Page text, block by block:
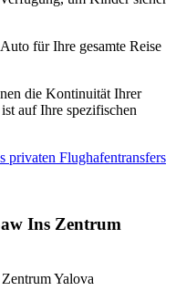
für Ihre gesamte Reise
die Kontinuität Ihrer
auf Ihre spezifischen
privaten Flughafentransfers
Ins Zentrum